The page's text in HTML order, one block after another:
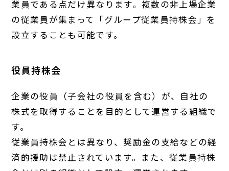
業員である点だけ異なります。複数の非上場企業
の従業員が集まって「グループ従業員持株会」を
設立することも可能です。
役員持株会
企業の役員（子会社の役員を含む）が、自社の
株式を取得することを目的として運営する組織で
す。
従業員持株会とは異なり、奨励金の支給などの経
済的援助は禁止されています。また、従業員持株